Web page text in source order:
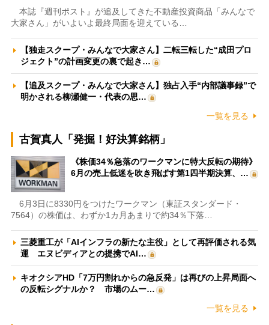
本誌『週刊ポスト』が追及してきた不動産投資商品「みんなで
大家さん」がいよいよ最終局面を迎えている…
【独走スクープ・みんなで大家さん】二転三転した“成田プロ
ジェクト”の計画変更の裏で起き…
【追及スクープ・みんなで大家さん】独占入手“内部議事録”で
明かされる柳瀬健一・代表の思…
一覧を見る
古賀真人「発掘！好決算銘柄」
《株価34％急落のワークマンに特大反転の期待》
6月の売上低迷を吹き飛ばす第1四半期決算、…
6月3日に8330円をつけたワークマン（東証スタンダード・
7564）の株価は、わずか1カ月あまりで約34％下落…
三菱重工が「AIインフラの新たな主役」として再評価される気
運 エヌビディアとの提携でAI…
キオクシアHD「7万円割れからの急反発」は再びの上昇局面へ
の反転シグナルか？ 市場のムー…
一覧を見る